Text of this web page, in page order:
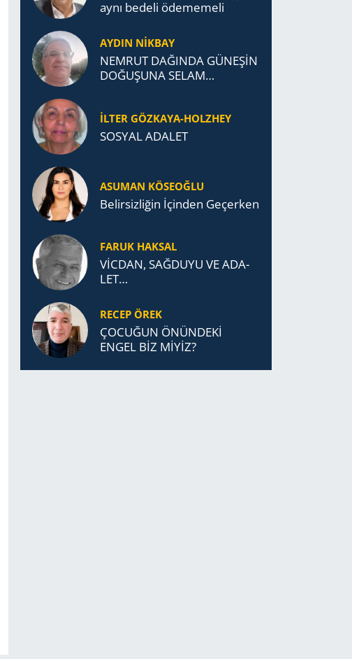
aynı be­de­li öde­me­me­li
AYDIN NİKBAY
NEMRUT DAĞINDA GÜNEŞİN
DOĞUŞUNA SELAM
İLTER GÖZKAYA-HOLZHEY
SOSYAL ADALET
ASUMAN KÖSEOĞLU
Belirsizliğin İçinden Geçerken
FARUK HAKSAL
VİCDAN, SAĞ­DU­YU VE ADA­
LET…
RECEP ÖREK
ÇOCUĞUN ÖNÜNDEKİ
ENGEL BİZ MİYİZ?